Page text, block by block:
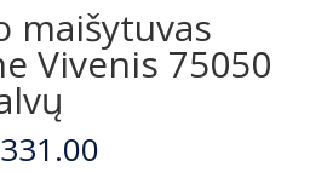
maišytuvas
Vivenis 75050
331.00Price